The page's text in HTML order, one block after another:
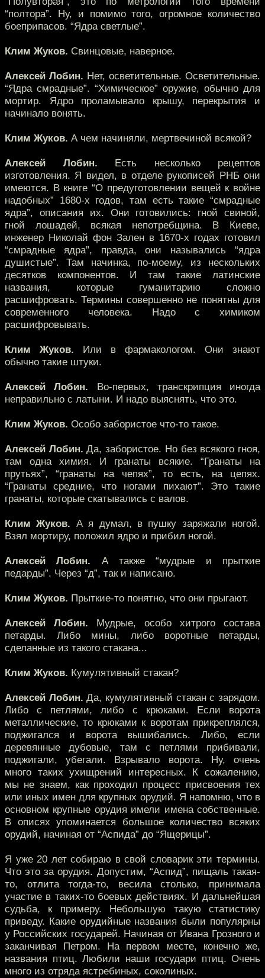
“полтора”. Ну, и помимо того, огромное количество
боеприпасов. “Ядра светлые”.
Клим Жуков. Свинцовые, наверное.
Алексей Лобин. Нет, осветительные. Осветительные.
“Ядра смрадные”. “Химическое” оружие, обычно для
мортир. Ядро проламывало крышу, перекрытия и
начинало вонять.
Клим Жуков. А чем начиняли, мертвечиной всякой?
Алексей Лобин. Есть несколько рецептов
изготовления. Я видел, в отделе рукописей РНБ они
имеются. В книге “О предуготовлении вещей к войне
надобных” 1680-х годов, там есть такие “смрадные
ядра”, описания их. Они готовились: гной свиной,
гной лошадей, всякая непотребщина. В Киеве,
инженер Николай фон Зален в 1670-х годах готовил
“смрадные ядра”, правда, они назывались “ядра
душистые”. Там начинка, по-моему, из нескольких
десятков компонентов. И там такие латинские
названия, которые гуманитарию сложно
расшифровать. Термины совершенно не понятны для
современного человека. Надо с химиком
расшифровывать.
Клим Жуков. Или в фармакологом. Они знают
обычно такие штуки.
Алексей Лобин. Во-первых, транскрипция иногда
неправильно с латыни. И надо выяснять, что это.
Клим Жуков. Особо забористое что-то такое.
Алексей Лобин. Да, забористое. Но без всякого гноя,
там одна химия. И гранаты всякие. “Гранаты на
прутьях”, “гранаты на чепях”, то есть, на цепях.
“Гранаты средние, что ногами пихают”. Это такие
гранаты, которые скатывались с валов.
Клим Жуков. А я думал, в пушку заряжали ногой.
Взял мортиру, положил ядро и прибил ногой.
Алексей Лобин. А также “мудрые и прыткие
педарды”. Через “д”, так и написано.
Клим Жуков. Прыткие-то понятно, что они прыгают.
Алексей Лобин. Мудрые, особо хитрого состава
петарды. Либо мины, либо воротные петарды,
сделанные из такого стакана...
Клим Жуков. Кумулятивный стакан?
Алексей Лобин. Да, кумулятивный стакан с зарядом.
Либо с петлями, либо с крюками. Если ворота
металлические, то крюками к воротам прикреплялся,
поджигался и ворота вышибались. Либо, если
деревянные дубовые, там с петлями прибивали,
поджигали, убегали. Взрывало ворота. Ну, очень
много таких ухищрений интересных. К сожалению,
мы не знаем, как проходил процесс присвоения тех
или иных имен для крупных орудий. Я напомню, что в
основном крупные орудия имели имена собственные.
В описях упоминается большое количество всяких
орудий, начиная от “Аспида” до “Ящерицы”.
Я уже 20 лет собираю в свой словарик эти термины.
Что это за орудия. Допустим, “Аспид”, пищаль такая-
то, отлита тогда-то, весила столько, принимала
участие в таких-то боевых действиях. И дальнейшая
судьба, к примеру. Небольшую такую статистику
приведу. Какие орудийные названия были популярны
у Российских государей. Начиная от Ивана Грозного и
заканчивая Петром. На первом месте, конечно же,
названия птиц. Любили наши государи птиц. Очень
много из отряда ястребиных, соколиных.